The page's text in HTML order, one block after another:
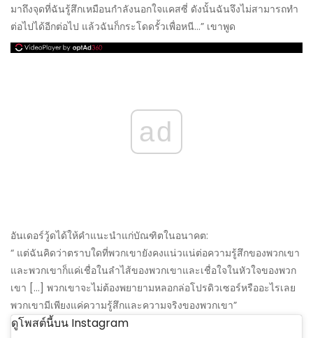
มาถึงจุดที่ฉันรู้สึกเหมือนกำลังนอกใจแคสซี่ ดังนั้นฉันจึงไม่สามารถทำ
ต่อไปได้อีกต่อไป แล้วฉันก็กระโดดรั้วเพื่อหนี…” เขาพูด
ad
อันเดอร์วู้ดได้ให้คำแนะนำแก่บัณฑิตในอนาคต:
“ แต่ฉันคิดว่าตราบใดที่พวกเขายังคงแน่วแน่ต่อความรู้สึกของพวกเขา
และพวกเขาก็แค่เชื่อในลำไส้ของพวกเขาและเชื่อใจในหัวใจของพวก
เขา […] พวกเขาจะไม่ต้องพยายามหลอกล่อโปรดิวเซอร์หรืออะไรเลย
พวกเขามีเพียงแค่ความรู้สึกและความจริงของพวกเขา”
ดูโพสต์นี้บน Instagram